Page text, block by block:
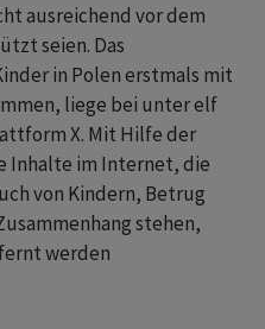
ausreichend vor dem
seien. Das
in Polen erstmals mit
liege bei unter elf
X. Mit Hilfe der
Inhalte im Internet, die
von Kindern, Betrug
stehen,
werden